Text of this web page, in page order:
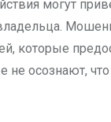
могут
которые
осознают,